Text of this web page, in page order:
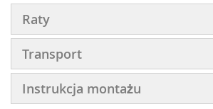
pudełek,
akcesoriów codziennego użytku.
Otwarta konstrukcja sprawia, że mebel
Raty
Transport
Instrukcja montażu